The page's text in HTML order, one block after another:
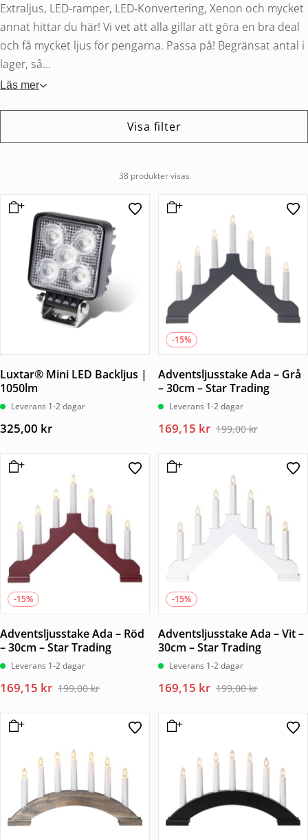
Extraljus, LED-ramper, LED-Konvertering, Xenon och mycket
annat hittar du här! Vi vet att alla gillar att göra en bra deal
och få mycket ljus för pengarna. Passa på! Begränsat antal i
lager, så...
Läs mer
Visa filter
38 produkter visas
Luxtar® Mini LED Backljus |
1050lm
Leverans 1-2 dagar
325,00 kr
-15%
Adventsljusstake Ada – Grå
– 30cm – Star Trading
Leverans 1-2 dagar
199,00kr
Det
priset
var:
169,15 kr
Det
priset
är:
-15%
Adventsljusstake Ada – Röd
– 30cm – Star Trading
Leverans 1-2 dagar
199,00kr
Det
priset
var:
169,15 kr
Det
priset
är:
-15%
Adventsljusstake Ada – Vit –
30cm – Star Trading
Leverans 1-2 dagar
199,00kr
Det
priset
var:
169,15 kr
Det
priset
är: